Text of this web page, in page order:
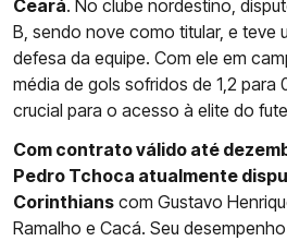
Ceará. No clube nordestino,
B, sendo nove como titular, e teve
defesa da equipe. Com ele em
média de gols sofridos de 1,2 para
crucial para o acesso à elite do
Com contrato válido até
Pedro Tchoca atualmente
Corinthians com Gustavo
Ramalho e Cacá. Seu